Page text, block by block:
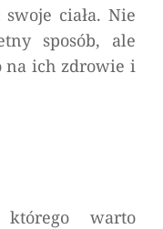
ciała. Nie
sposób, ale
na ich zdrowie i
warto